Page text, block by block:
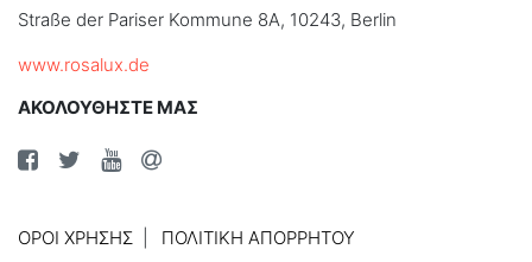
Straße der Pariser Kommune 8A, 10243, Berlin
www.rosalux.de
ΑΚΟΛΟΥΘΗΣΤΕ ΜΑΣ
ΌΡΟΙ ΧΡΉΣΗΣ ΠΟΛΙΤΙΚΉ ΑΠΟΡΡΉΤΟΥ